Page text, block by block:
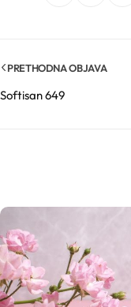
PRETHODNA OBJAVA
Softisan 649
Hijaluronske kiseline
Humektanti